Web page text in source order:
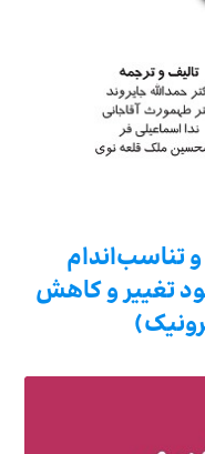
تناسب‌اندام
تغییر و کاهش